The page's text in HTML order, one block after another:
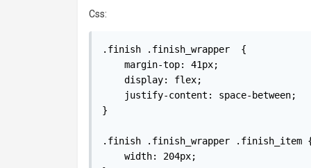
Css:
.finish .finish_wrapper  {
    margin-top: 41px;
    display: flex;
    justify-content: space-between;
}
.finish .finish_wrapper .finish_item
    width: 204px;